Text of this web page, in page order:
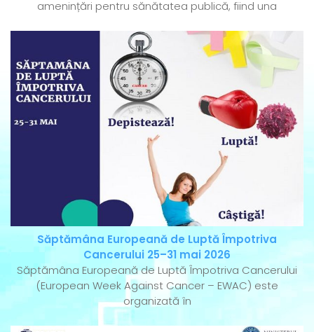
amenințări pentru sănătatea publică, fiind una
Săptămâna Europeană de Luptă Împotriva
Cancerului 25–31 mai 2026
Săptămâna Europeană de Luptă Împotriva Cancerului
(European Week Against Cancer – EWAC) este
organizată în